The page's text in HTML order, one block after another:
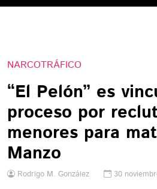
NARCOTRÁFICO
“El Pelón” es
proceso por
menores para
Manzo
Rodrigo M. González 30